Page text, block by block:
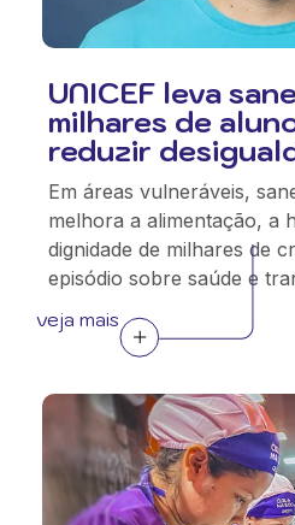
UNICEF leva
milhares de
reduzir
Em áreas vulneráveis,
melhora a alimentação, a
dignidade de milhares de
episódio sobre saúde e
veja mais